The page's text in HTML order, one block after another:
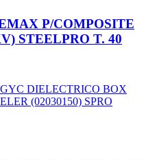
P/COMPOSITE
STEELPRO T. 40